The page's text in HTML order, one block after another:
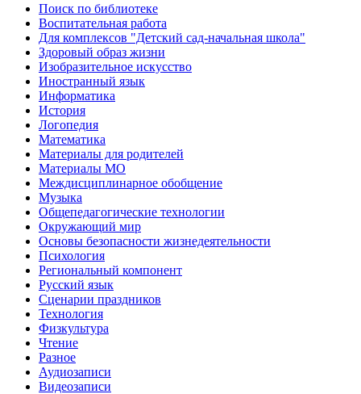
Поиск по библиотеке
Воспитательная работа
Для комплексов "Детский сад-начальная школа"
Здоровый образ жизни
Изобразительное искусство
Иностранный язык
Информатика
История
Логопедия
Математика
Материалы для родителей
Материалы МО
Междисциплинарное обобщение
Музыка
Общепедагогические технологии
Окружающий мир
Основы безопасности жизнедеятельности
Психология
Региональный компонент
Русский язык
Сценарии праздников
Технология
Физкультура
Чтение
Разное
Аудиозаписи
Видеозаписи